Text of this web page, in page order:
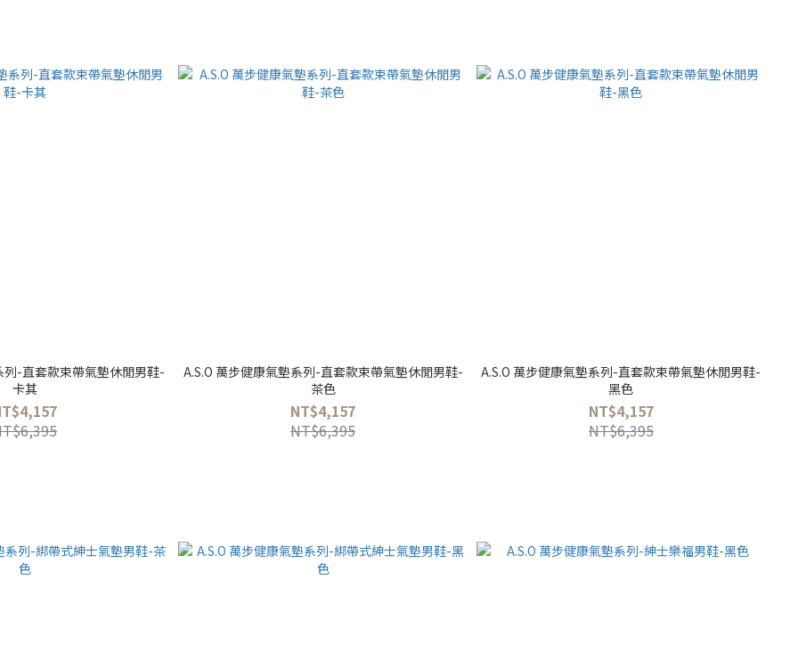
列-直套款束帶氣墊休閒男鞋-
卡其
A.S.O 萬步健康氣墊系列-直套款束帶氣墊休閒男鞋-
茶色
NT$4,157
NT$6,395
A.S.O 萬步健康氣墊系列-直套款束帶氣墊休閒男鞋-
黑色
NT$4,157
NT$6,395